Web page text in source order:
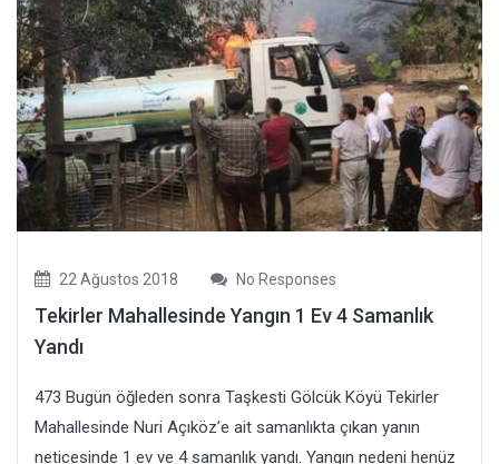
22 Ağustos 2018 No Responses
Tekirler Mahallesinde Yangın 1 Ev 4 Samanlık
Yandı
473 Bugün öğleden sonra Taşkesti Gölcük Köyü Tekirler
Mahallesinde Nuri Açıköz’e ait samanlıkta çıkan yanın
neticesinde 1 ev ve 4 samanlık yandı. Yangın nedeni henüz